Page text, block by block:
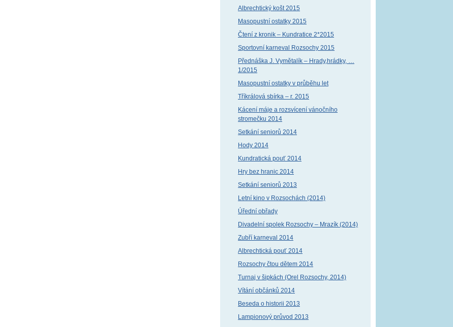
Albrechtický košt 2015
Masopustní ostatky 2015
Čtení z kronik – Kundratice 2*2015
Sportovní karneval Rozsochy 2015
Přednáška J. Vymětalík – Hrady,hrádky, …
1/2015
Masopustní ostatky v průběhu let
Tříkrálová sbírka – r. 2015
Kácení máje a rozsvícení vánočního
stromečku 2014
Setkání seniorů 2014
Hody 2014
Kundratická pouť 2014
Hry bez hranic 2014
Setkání seniorů 2013
Letní kino v Rozsochách (2014)
Úřední obřady
Divadelní spolek Rozsochy – Mrazík (2014)
Zubří karneval 2014
Albrechtická pouť 2014
Rozsochy čtou dětem 2014
Turnaj v šipkách (Orel Rozsochy, 2014)
Vítání občánků 2014
Beseda o historii 2013
Lampionový průvod 2013